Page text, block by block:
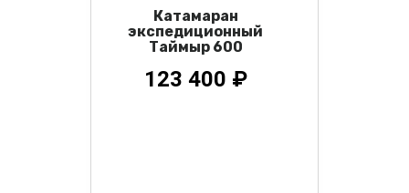
Катамаран
экспедиционный
Таймыр 600
123 400 ₽